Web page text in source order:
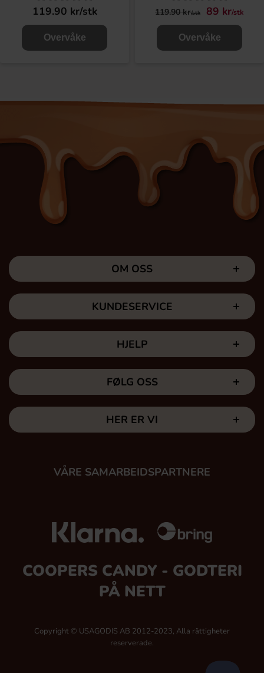
119.90 kr/stk
Overvåke
119.90 kr/stk 89 kr/stk
Overvåke
OM OSS
KUNDESERVICE
HJELP
FØLG OSS
HER ER VI
VÅRE SAMARBEIDSPARTNERE
COOPERS CANDY - GODTERI
PÅ NETT
Copyright © USAGODIS AB 2012-2023, Alla rättigheter
reserverade.